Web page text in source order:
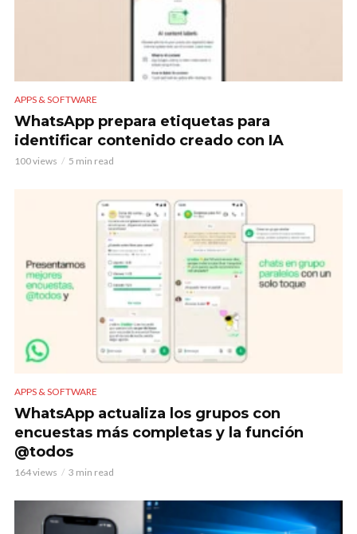
APPS & SOFTWARE
WhatsApp prepara etiquetas para
identificar contenido creado con IA
100 views 5 min read
APPS & SOFTWARE
WhatsApp actualiza los grupos con
encuestas más completas y la función
@todos
164 views 3 min read